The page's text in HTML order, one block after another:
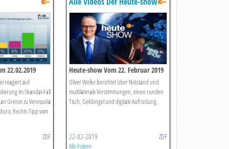
22.02.2019
reagiert auf
im Skandal-Fall
Grenze zu Venezuela
Rechts-Tipp vom
ZDF
Heute-show Vom 22. Februar 2019
Oliver Welke berichtet über Notstand und
multilaterale Verstimmungen, einen runden
Tisch, Geklüngel und digitale Aufrüstung.
22-02-2019 ZDF
Alle Folgen